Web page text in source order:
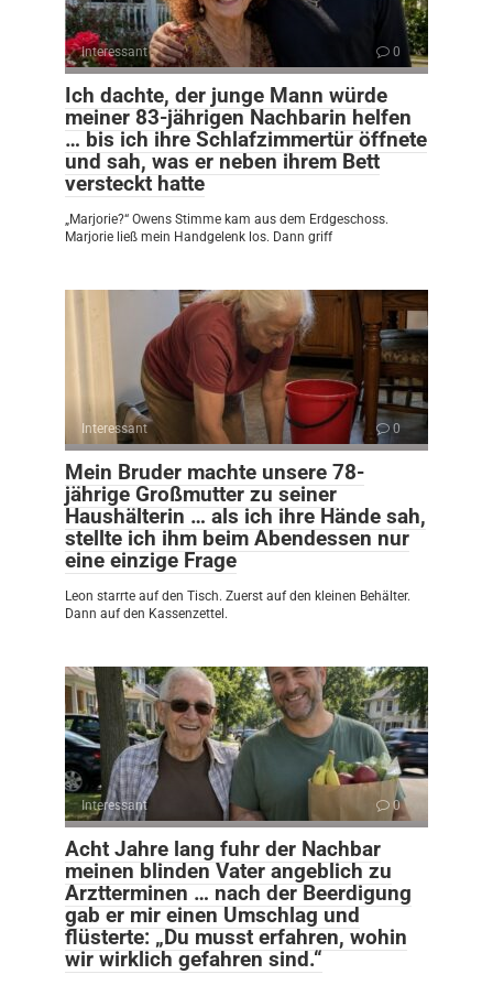
Interessant 0
Ich dachte, der junge Mann würde
meiner 83-jährigen Nachbarin helfen
… bis ich ihre Schlafzimmertür öffnete
und sah, was er neben ihrem Bett
versteckt hatte
„Marjorie?“ Owens Stimme kam aus dem Erdgeschoss.
Marjorie ließ mein Handgelenk los. Dann griff
Interessant 0
Mein Bruder machte unsere 78-
jährige Großmutter zu seiner
Haushälterin … als ich ihre Hände sah,
stellte ich ihm beim Abendessen nur
eine einzige Frage
Leon starrte auf den Tisch. Zuerst auf den kleinen Behälter.
Dann auf den Kassenzettel.
Interessant 0
Acht Jahre lang fuhr der Nachbar
meinen blinden Vater angeblich zu
Arztterminen … nach der Beerdigung
gab er mir einen Umschlag und
flüsterte: „Du musst erfahren, wohin
wir wirklich gefahren sind.“